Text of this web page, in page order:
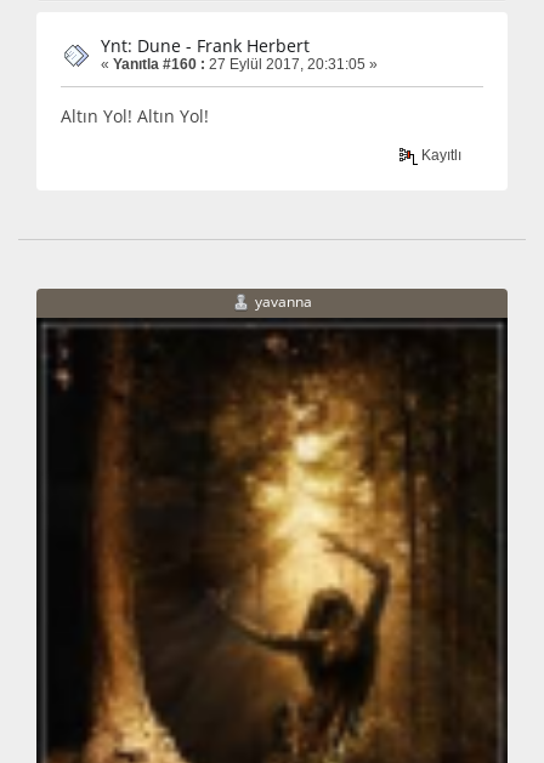
Ynt: Dune - Frank Herbert
« Yanıtla #160 : 27 Eylül 2017, 20:31:05 »
Altın Yol! Altın Yol!
Kayıtlı
yavanna